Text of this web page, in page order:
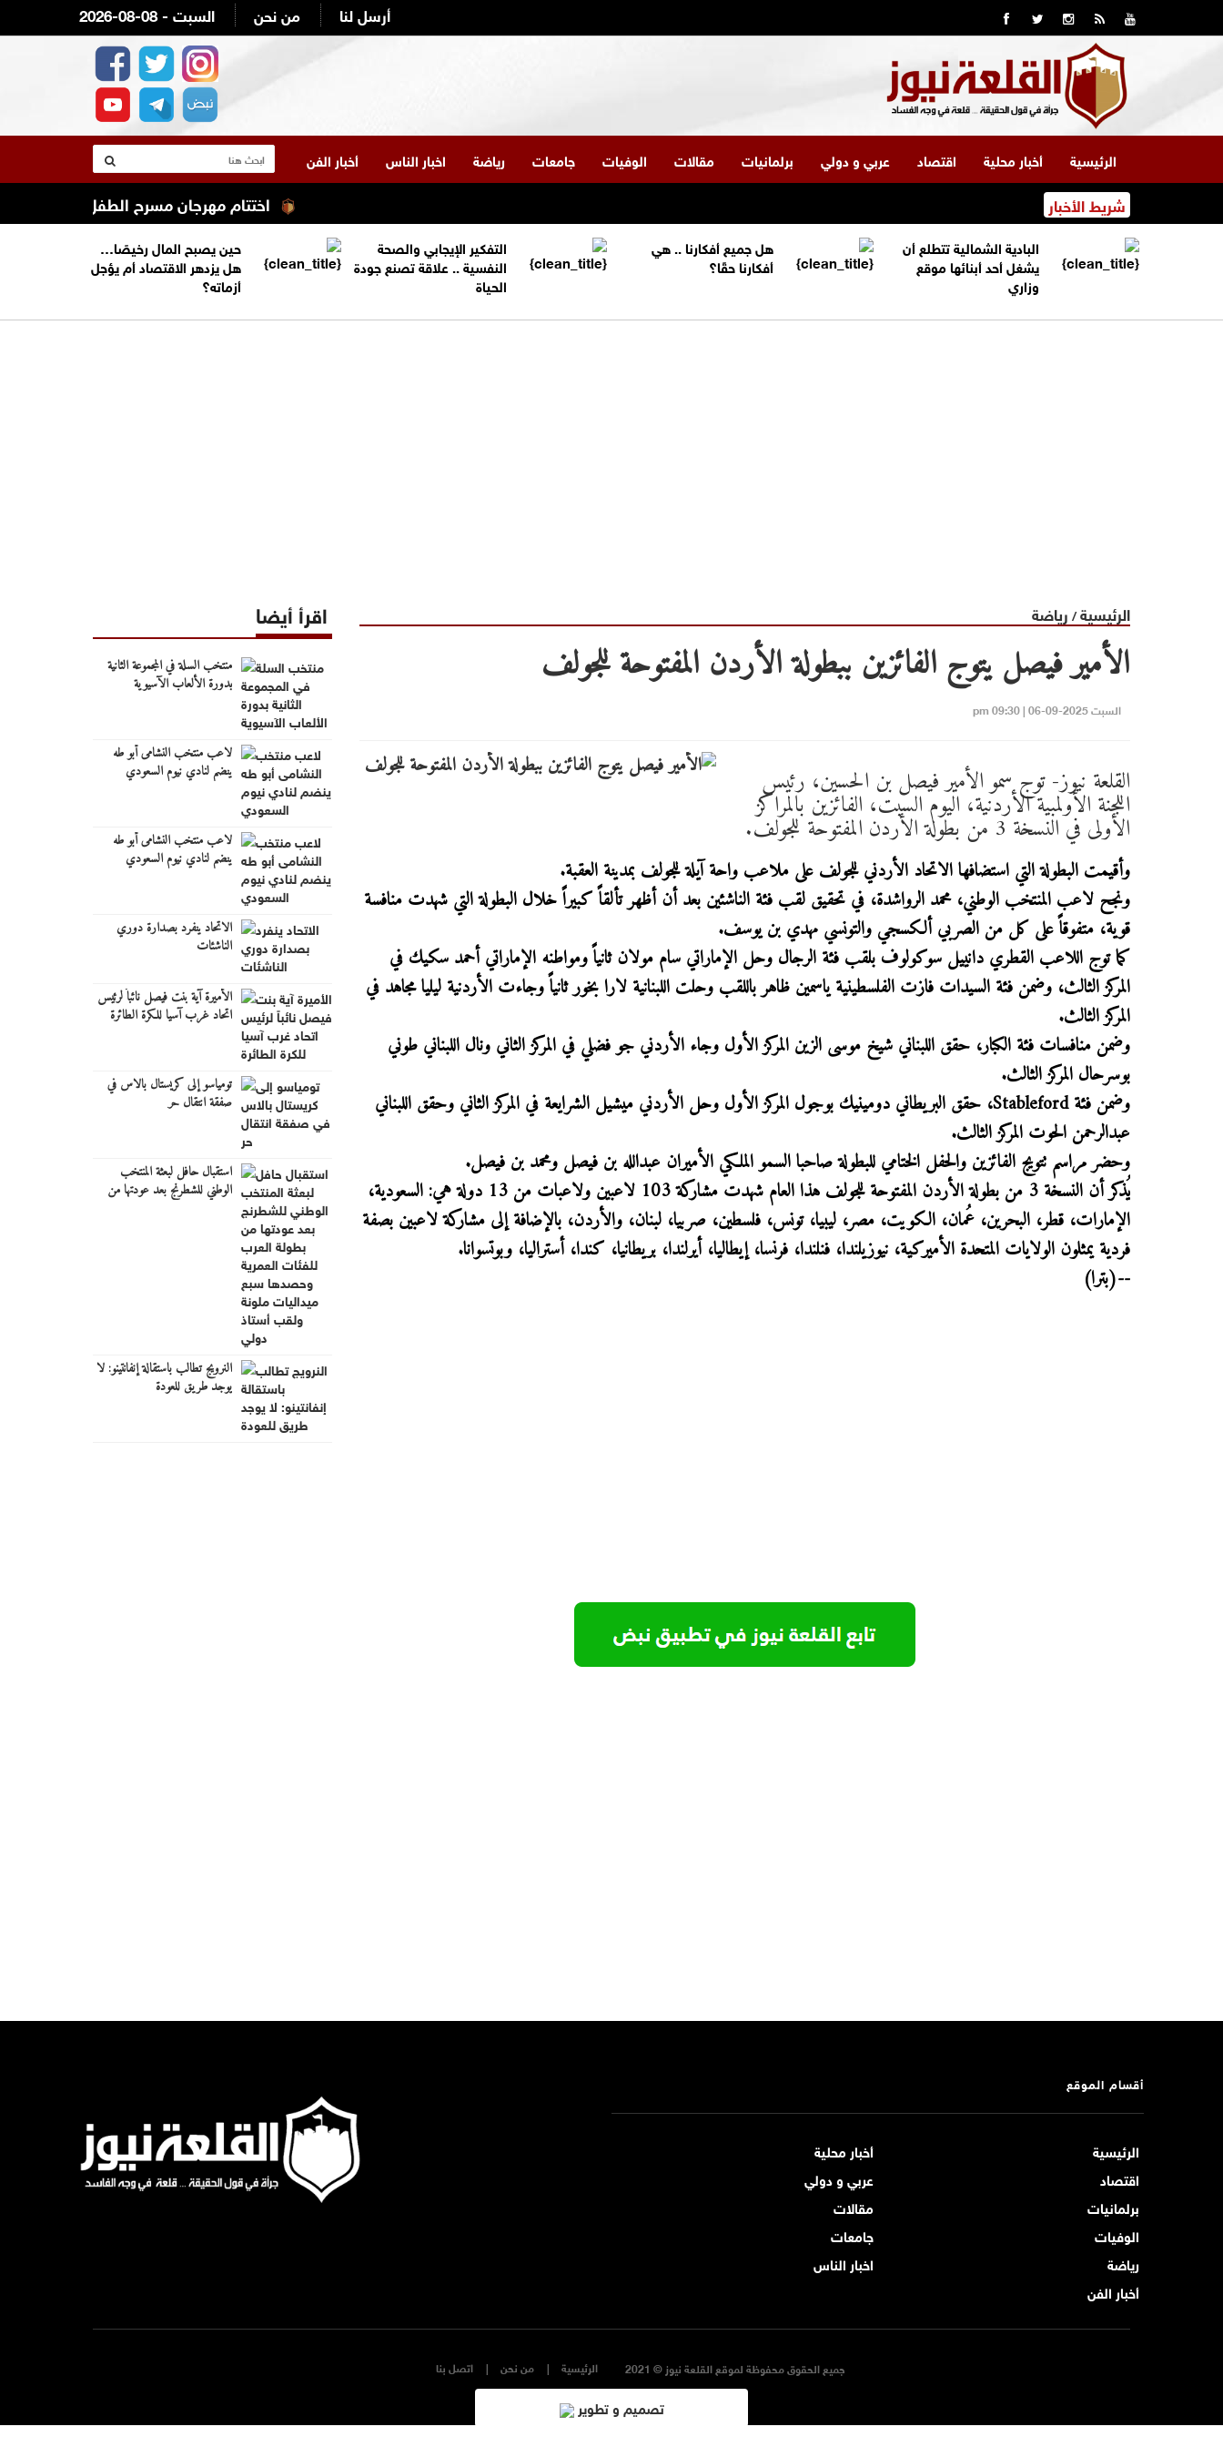
2026-08-08 - السبت من نحن أرسل لنا
الرئيسية أخبار محلية اقتصاد عربي و دولي برلمانيات مقالات الوفيات جامعات رياضة اخبار الناس أخبار الفن
شريط الأخبار اختتام مهرجان مسرح الطفل الأردني في
البادية الشمالية تتطلع أن
يشغل أحد أبنائها موقع
وزاري
هل جميع أفكارنا .. هي
أفكارنا حقًا؟
التفكير الإيجابي والصحة
النفسية .. علاقة تصنع جودة
الحياة
حين يصبح المال رخيصًا…
هل يزدهر الاقتصاد أم يؤجل
أزماته؟
الرئيسية/ رياضة
الأمير فيصل يتوج الفائزين ببطولة الأردن المفتوحة للجولف ‏
السبت 2025-09-06 | 09:30 pm
القلعة نيوز- توج سمو الأمير فيصل بن الحسين، رئيس
اللجنة الأولمبية الأردنية، اليوم السبت، الفائزين بالمراكز
الأولى في النسخة 3 من بطولة الأردن المفتوحة للجولف.
وأقيمت البطولة التي استضافها الاتحاد الأردني للجولف على ملاعب واحة آيلة للجولف بمدينة العقبة.
ونجح لاعب المنتخب الوطني، محمد الرواشدة، في تحقيق لقب فئة الناشئين بعد أن أظهر تألقاً كبيراً خلال البطولة التي شهدت منافسة
قوية، متفوقاً على كل من الصربي ألكسجي والتونسي مهدي بن يوسف.
كما توج اللاعب القطري دانييل سوكولوف بلقب فئة الرجال وحل الإماراتي سام مولان ثانياً ومواطنه الإماراتي أحمد سكيك في
المركز الثالث، وضمن فئة السيدات فازت الفلسطينية ياسمين ظاهر باللقب وحلت اللبنانية لارا بخور ثانياً وجاءت الأردنية ليليا مجاهد في
المركز الثالث.
وضمن منافسات فئة الكبار، حقق اللبناني شيخ موسى الزين المركز الأول وجاء الأردني جو فضلي في المركز الثاني ونال اللبناني طوني
بوسرحال المركز الثالث.
وضمن فئة Stableford، حقق البريطاني دومينيك بوجول المركز الأول وحل الأردني ميشيل الشرايعة في المركز الثاني وحقق اللبناني
عبدالرحمن الحوت المركز الثالث.
وحضر مراسم تتويج الفائزين والحفل الختامي للبطولة صاحبا السمو الملكي الأميران عبدالله بن فيصل ومحمد بن فيصل.
يُذكر أن النسخة 3 من بطولة الأردن المفتوحة للجولف هذا العام شهدت مشاركة 103 لاعبين ولاعبات من 13 دولة هي: السعودية،
الإمارات، قطر، البحرين، عُمان، الكويت، مصر، ليبيا، تونس، فلسطين، صربيا، لبنان، والأردن، بالإضافة إلى مشاركة لاعبين بصفة
فردية يمثلون الولايات المتحدة الأميركية، نيوزيلندا، فنلندا، فرنسا، إيطاليا، أيرلندا، بريطانيا، كندا، أستراليا، وبوتسوانا.
--(بترا)
اقرأ أيضا
منتخب السلة في المجموعة الثانية
بدورة الألعاب الآسيوية
لاعب منتخب النشامى أبو طه
ينضم لنادي نيوم السعودي
لاعب منتخب النشامى أبو طه
ينضم لنادي نيوم السعودي
الاتحاد ينفرد بصدارة دوري
الناشئات
الأميرة آية بنت فيصل نائباً لرئيس
اتحاد غرب آسيا للكرة الطائرة
تومياسو إلى كريستال بالاس في
صفقة انتقال حر
استقبال حافل لبعثة المنتخب
الوطني للشطرنج بعد عودتها من
النرويج تطالب باستقالة إنفانتينو: لا
يوجد طريق للعودة
أقسام الموقع
الرئيسية
أخبار محلية
اقتصاد
عربي و دولي
برلمانيات
مقالات
الوفيات
جامعات
رياضة
اخبار الناس
أخبار الفن
جميع الحقوق محفوظة لموقع القلعة نيوز © 2021 اتصل بنا من نحن الرئيسية
تصميم و تطوير